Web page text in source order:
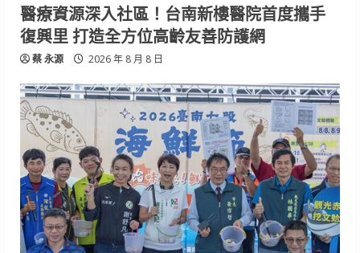
醫療資源深入社區！台南新樓醫院首度攜手
復興里 打造全方位高齡友善防護網
蔡 永源 2026 年 8 月 8 日